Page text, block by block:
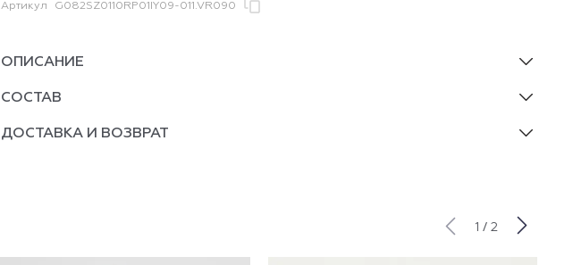
Артикул G082SZ0110RP01IY09-011.VR090
ОПИСАНИЕ
СОСТАВ
ДОСТАВКА И ВОЗВРАТ
1 / 2